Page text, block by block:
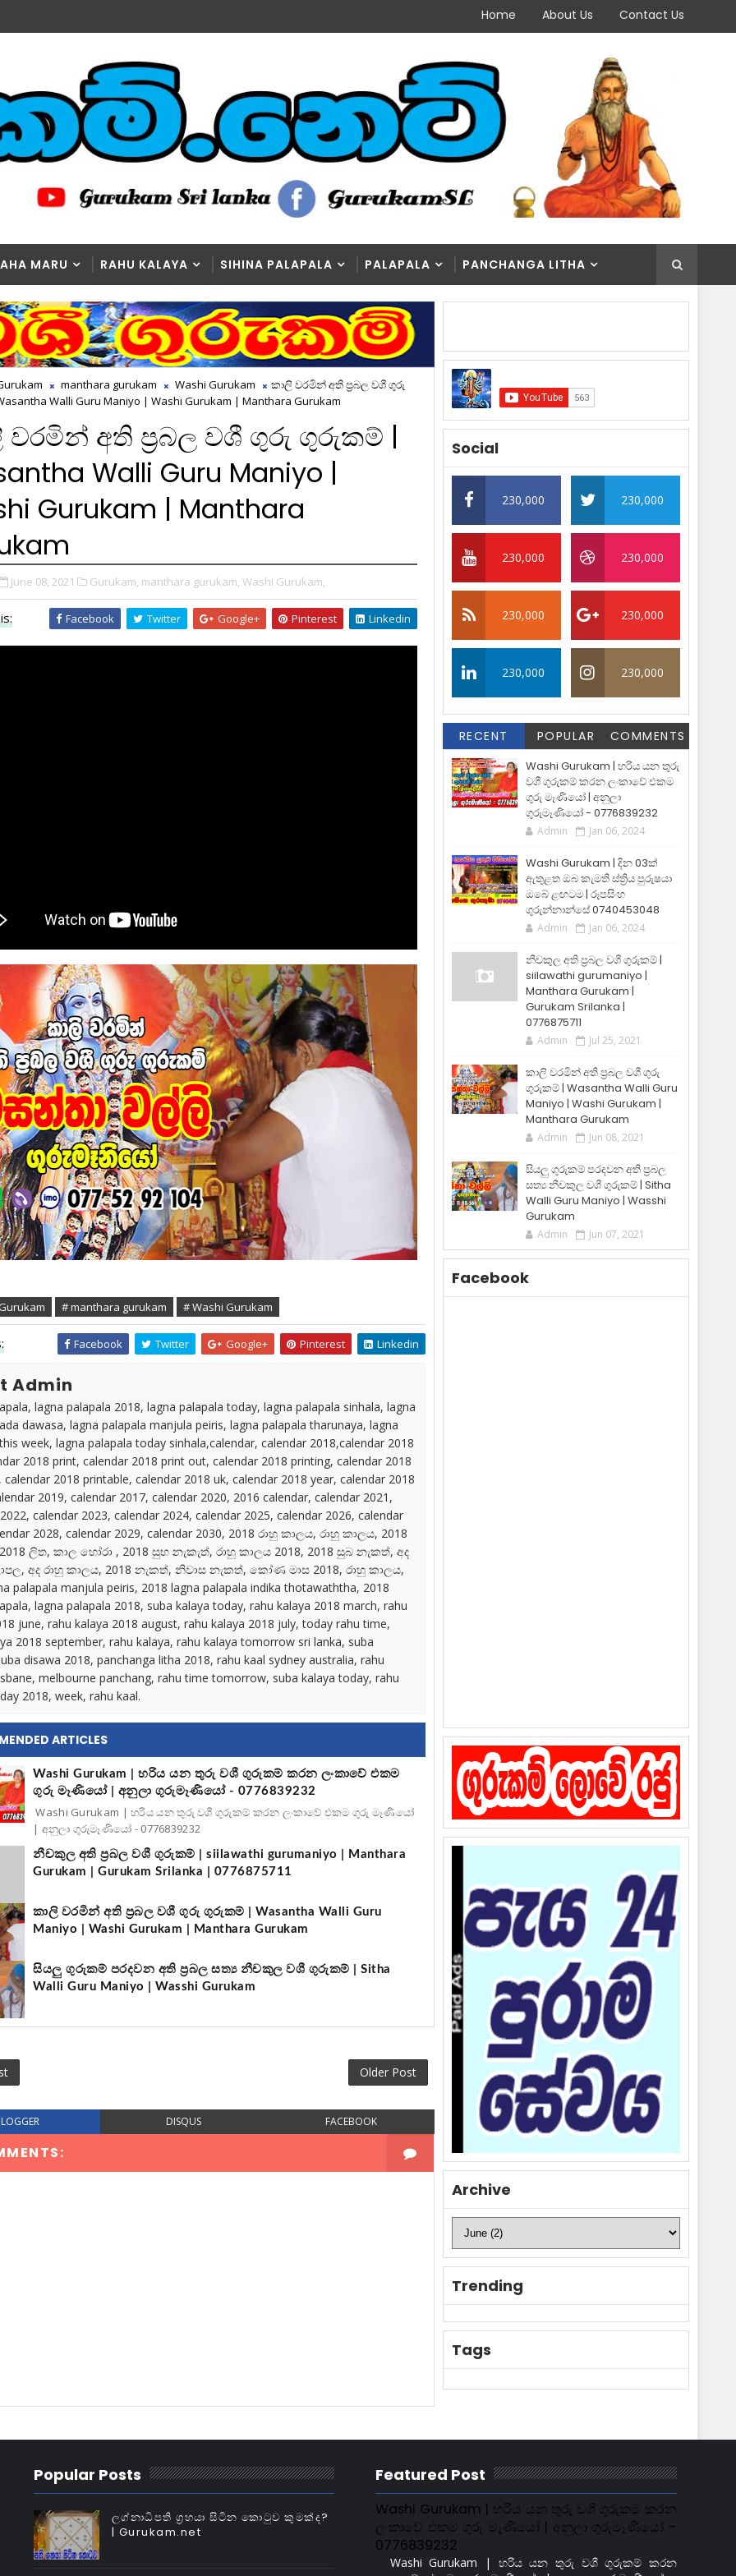
Home About Us Contact Us
MARU RAHU KALAYA SIHINA PALAPALA PALAPALA PANCHANGA LITHA
manthara gurukam Washi Gurukam
කාලි වරමින් අති ප්‍රබල වශී ගුරු
Walli Guru Maniyo | Washi Gurukam | Manthara Gurukam
වරමින් අති ප්‍රබල වශී ගුරු ගුරුකම් |
Walli Guru Maniyo |
Gurukam | Manthara
June 08, 2021 Gurukam, manthara gurukam, Washi Gurukam,
Facebook Twitter Google+ Pinterest Linkedin
# manthara gurukam # Washi Gurukam
Facebook Twitter Google+ Pinterest Linkedin
Admin
lagna palapala 2018, lagna palapala today, lagna palapala sinhala, lagna
dawasa, lagna palapala manjula peiris, lagna palapala tharunaya, lagna
week, lagna palapala today sinhala,calendar, calendar 2018,calendar 2018
2018 print, calendar 2018 print out, calendar 2018 printing, calendar 2018
calendar 2018 printable, calendar 2018 uk, calendar 2018 year, calendar 2018
2019, calendar 2017, calendar 2020, 2016 calendar, calendar 2021,
calendar 2023, calendar 2024, calendar 2025, calendar 2026, calendar
2028, calendar 2029, calendar 2030, 2018 රාහු කාලය, රාහු කාලය, 2018
ලිත, කාල හෝරා , 2018 සුභ නැකැත්, රාහු කාලය 2018, 2018 සුබ නැකත්, අද
අද රාහු කාලය, 2018 නැකත්, නිවාස නැකත්, කෝණ මාස 2018, රාහු කාලය,
palapala manjula peiris, 2018 lagna palapala indika thotawaththa, 2018
lagna palapala 2018, suba kalaya today, rahu kalaya 2018 march, rahu
june, rahu kalaya 2018 august, rahu kalaya 2018 july, today rahu time,
2018 september, rahu kalaya, rahu kalaya tomorrow sri lanka, suba
disawa 2018, panchanga litha 2018, rahu kaal sydney australia, rahu
melbourne panchang, rahu time tomorrow, suba kalaya today, rahu
2018, week, rahu kaal.
ARTICLES
Washi Gurukam | හරිය යන තුරු වශී ගුරුකම් කරන ලංකාවේ එකම
ගුරු මෑණියෝ | අනුලා ගුරුමෑණියෝ - 0776839232
Washi Gurukam | හරිය යන තුරු වශී ගුරුකම් කරන ලංකාවේ එකම ගුරු මෑණියෝ
| අනුලා ගුරුමෑණියෝ - 0776839232
නීචකුල අති ප්‍රබල වශී ගුරුකම් | siilawathi gurumaniyo | Manthara
Gurukam | Gurukam Srilanka | 0776875711
කාලි වරමින් අති ප්‍රබල වශී ගුරු ගුරුකම් | Wasantha Walli Guru
Maniyo | Washi Gurukam | Manthara Gurukam
සියලු ගුරුකම් පරදවන අති ප්‍රබල සත්‍ය නීචකුල වශී ගුරුකම් | Sitha
Walli Guru Maniyo | Wasshi Gurukam
Older Post
DISQUS FACEBOOK
Social
230,000 230,000
230,000 230,000
230,000 230,000
230,000 230,000
RECENT POPULAR COMMENTS
Washi Gurukam | හරිය යන තුරු
වශී ගුරුකම් කරන ලංකාවේ එකම
ගුරු මෑණියෝ | අනුලා
ගුරුමෑණියෝ - 0776839232
Admin Jan 06, 2024
Washi Gurukam | දින 03ක්
ඇතුළත ඔබ කැමති ස්ත්‍රිය පුරුෂයා
ඔබේ ළඟටම | රූපසිංහ
ගුරුන්නාන්සේ 0740453048
Admin Jan 06, 2024
නීචකුල අති ප්‍රබල වශී ගුරුකම් |
siilawathi gurumaniyo |
Manthara Gurukam |
Gurukam Srilanka |
0776875711
Admin Jul 25, 2021
කාලි වරමින් අති ප්‍රබල වශී ගුරු
ගුරුකම් | Wasantha Walli Guru
Maniyo | Washi Gurukam |
Manthara Gurukam
Admin Jun 08, 2021
සියලු ගුරුකම් පරදවන අති ප්‍රබල
සත්‍ය නීචකුල වශී ගුරුකම් | Sitha
Walli Guru Maniyo | Wasshi
Gurukam
Admin Jun 07, 2021
Facebook
Archive
Trending
Tags
Popular Posts
ලග්නාධිපති ග්‍රහයා සිටින කොටුව කුමක්‌ද?
| Gurukam.net
Featured Post
Washi Gurukam | හරිය යන තුරු වශී ගුරුකම් කරන
ලංකාවේ එකම ගුරු මෑණියෝ | අනුලා ගුරුමෑණියෝ -
0776839232
Washi Gurukam | හරිය යන තුරු වශී ගුරුකම් කරන